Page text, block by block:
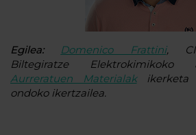
Egilea: Domenico Frattini,
Biltegiratze
Aurreratuen Materialakikerketa
ondoko ikertzailea.